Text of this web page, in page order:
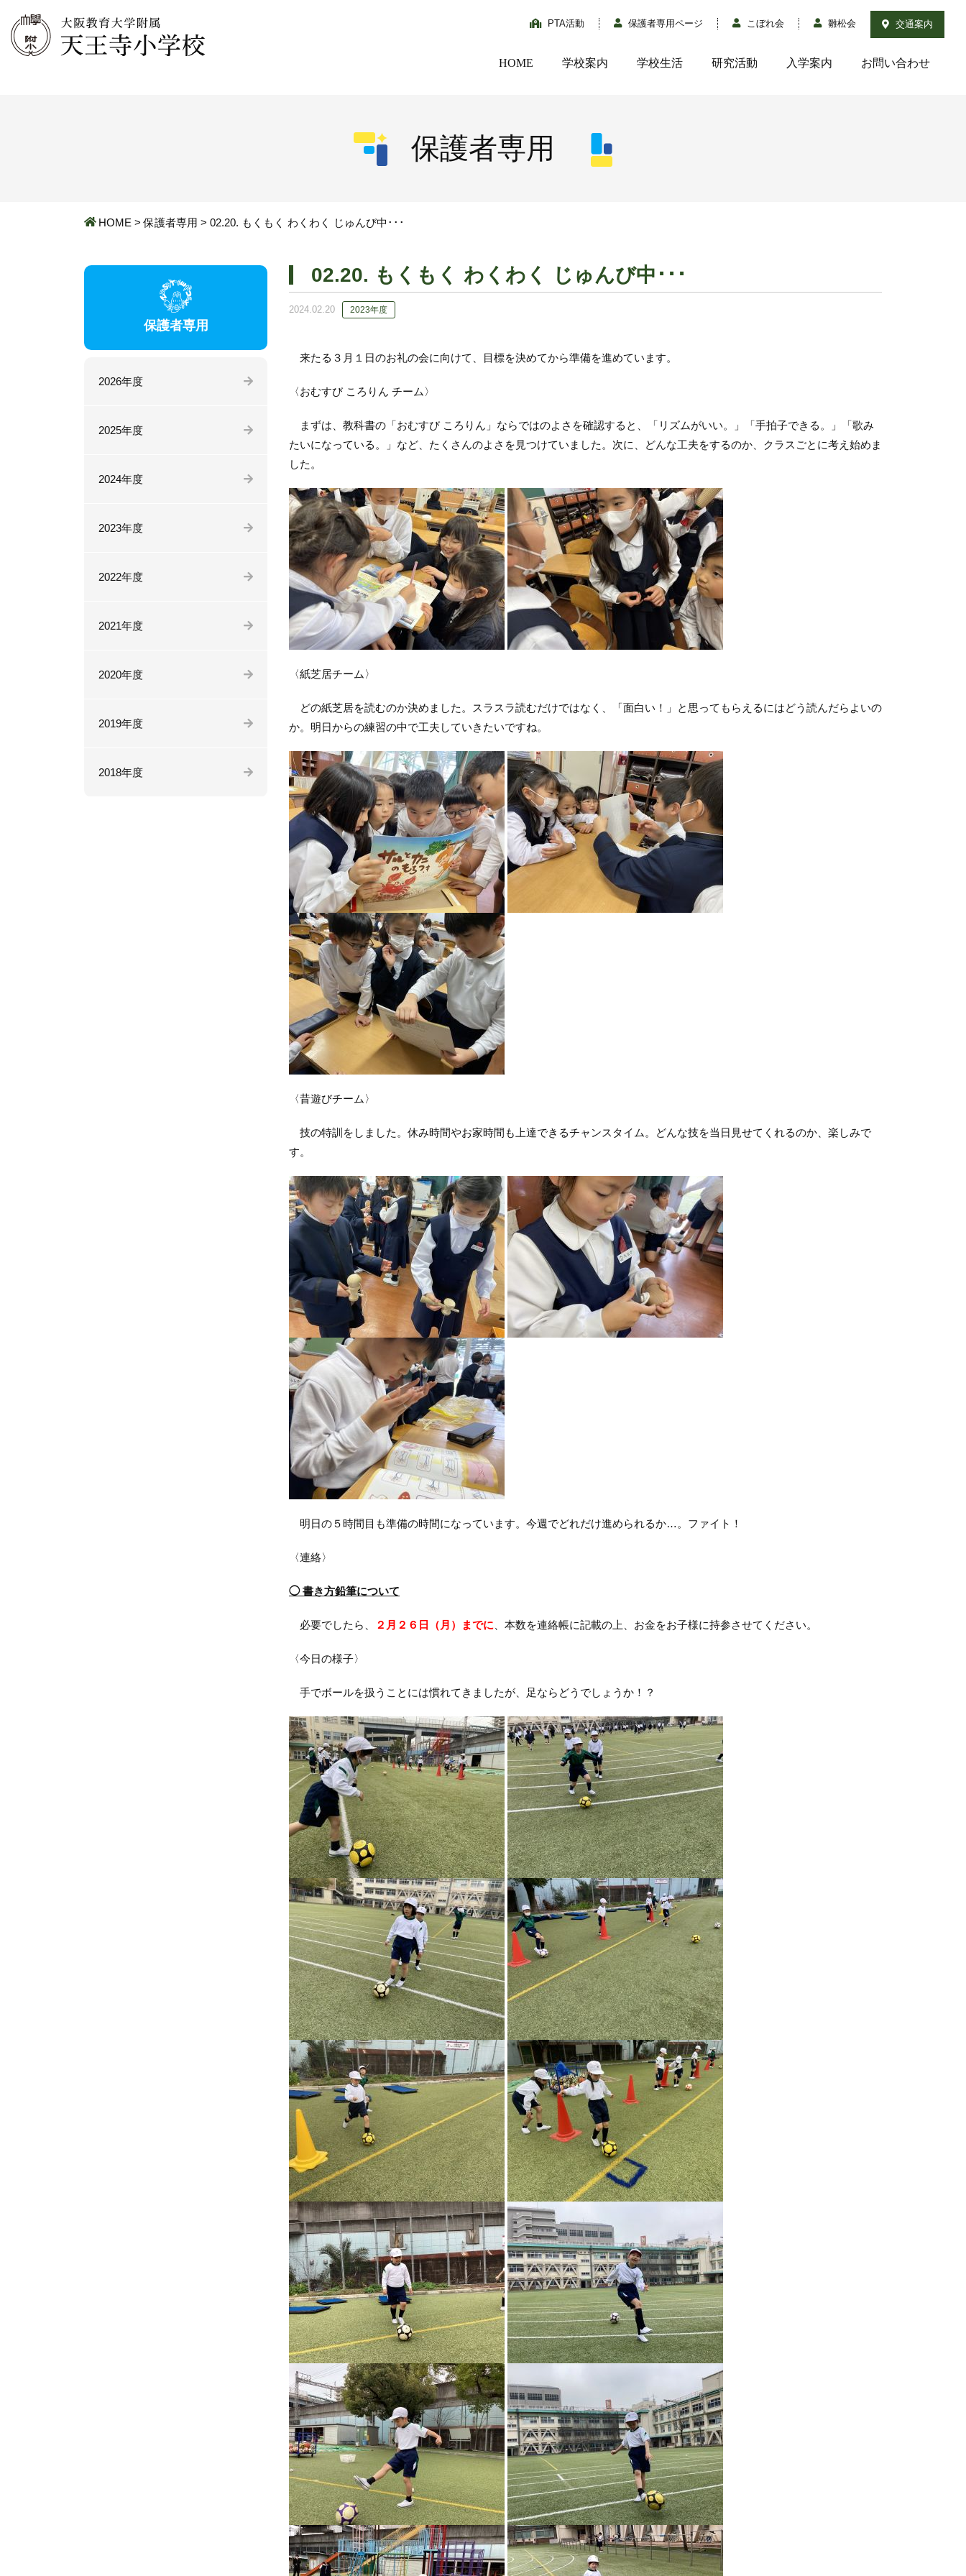
PTA活動 保護者専用ページ こぼれ会 雛松会 交通案内
HOME 学校案内 学校生活 研究活動 入学案内 お問い合わせ
保護者専用
HOME > 保護者専用 > 02.20. もくもく わくわく じゅんび中･･･
02.20. もくもく わくわく じゅんび中･･･
2024.02.20 2023年度
来たる３月１日のお礼の会に向けて、目標を決めてから準備を進めています。
〈おむすび ころりん チーム〉
まずは、教科書の「おむすび ころりん」ならではのよさを確認すると、「リズムがいい。」「手拍子できる。」「歌み
たいになっている。」など、たくさんのよさを見つけていました。次に、どんな工夫をするのか、クラスごとに考え始めま
した。
〈紙芝居チーム〉
どの紙芝居を読むのか決めました。スラスラ読むだけではなく、「面白い！」と思ってもらえるにはどう読んだらよいの
か。明日からの練習の中で工夫していきたいですね。
〈昔遊びチーム〉
技の特訓をしました。休み時間やお家時間も上達できるチャンスタイム。どんな技を当日見せてくれるのか、楽しみで
す。
明日の５時間目も準備の時間になっています。今週でどれだけ進められるか…。ファイト！
〈連絡〉
◯ 書き方鉛筆について
必要でしたら、 ２月２６日（月）までに 、本数を連絡帳に記載の上、お金をお子様に持参させてください。
〈今日の様子〉
手でボールを扱うことには慣れてきましたが、足ならどうでしょうか！？
保護者専用
2026年度
2025年度
2024年度
2023年度
2022年度
2021年度
2020年度
2019年度
2018年度